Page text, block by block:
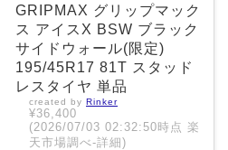
GRIPMAX グリップマック
ス アイスX BSW ブラック
サイドウォール(限定)
195/45R17 81T スタッド
レスタイヤ 単品
created by Rinker
¥36,400
(2026/07/03 02:32:50時点 楽
天市場調べ-詳細)